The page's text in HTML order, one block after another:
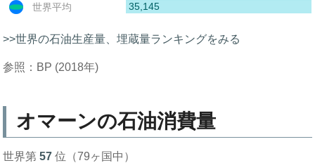
世界平均
35,145
>>世界の石油生産量、埋蔵量ランキングをみる
参照：BP (2018年)
オマーンの石油消費量
世界第57 位（79ヶ国中）